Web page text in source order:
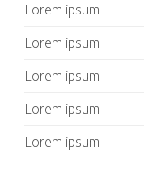
Lorem ipsum
Lorem ipsum
Lorem ipsum
Lorem ipsum
Lorem ipsum